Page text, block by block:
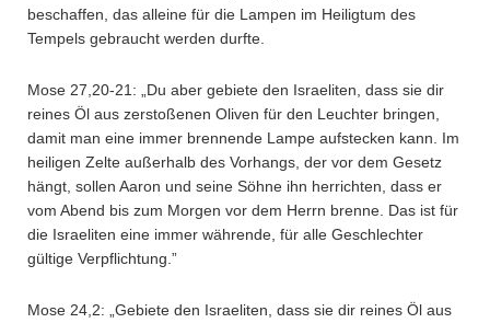
beschaffen, das alleine für die Lampen im Heiligtum des
Tempels gebraucht werden durfte.
Mose 27,20-21: „Du aber gebiete den Israeliten, dass sie dir
reines Öl aus zerstoßenen Oliven für den Leuchter bringen,
damit man eine immer brennende Lampe aufstecken kann. Im
heiligen Zelte außerhalb des Vorhangs, der vor dem Gesetz
hängt, sollen Aaron und seine Söhne ihn herrichten, dass er
vom Abend bis zum Morgen vor dem Herrn brenne. Das ist für
die Israeliten eine immer währende, für alle Geschlechter
gültige Verpflichtung.”
Mose 24,2: „Gebiete den Israeliten, dass sie dir reines Öl aus